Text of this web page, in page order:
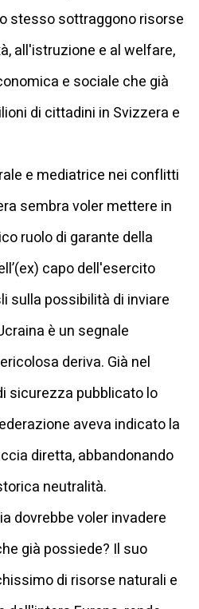
stesso sottraggono risorse
all'istruzione e al welfare,
e sociale che già
di cittadini in Svizzera e
e mediatrice nei conflitti
sembra voler mettere in
ruolo di garante della
capo dell'esercito
sulla possibilità di inviare
è un segnale
deriva. Già nel
sicurezza pubblicato lo
aveva indicato la
diretta, abbandonando
neutralità.
dovrebbe voler invadere
già possiede? Il suo
di risorse naturali e